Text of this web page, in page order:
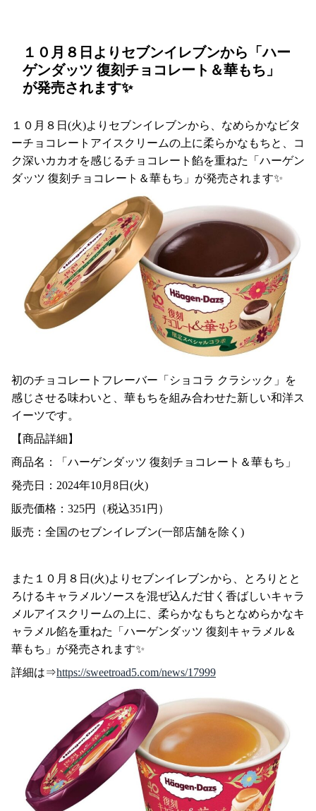
１０月８日よりセブンイレブンから「ハー
ゲンダッツ 復刻チョコレート＆華もち」
が発売されます✨
１０月８日(火)よりセブンイレブンから、なめらかなビタ
ーチョコレートアイスクリームの上に柔らかなもちと、コ
ク深いカカオを感じるチョコレート餡を重ねた「ハーゲン
ダッツ 復刻チョコレート＆華もち」が発売されます✨
初のチョコレートフレーバー「ショコラ クラシック」を
感じさせる味わいと、華もちを組み合わせた新しい和洋ス
イーツです。
【商品詳細】
商品名：「ハーゲンダッツ 復刻チョコレート＆華もち」
発売日：2024年10月8日(火)
販売価格：325円（税込351円）
販売：全国のセブンイレブン(一部店舗を除く)
また１０月８日(火)よりセブンイレブンから、とろりとと
ろけるキャラメルソースを混ぜ込んだ甘く香ばしいキャラ
メルアイスクリームの上に、柔らかなもちとなめらかなキ
ャラメル餡を重ねた「ハーゲンダッツ 復刻キャラメル＆
華もち」が発売されます✨
詳細は⇒https://sweetroad5.com/news/17999